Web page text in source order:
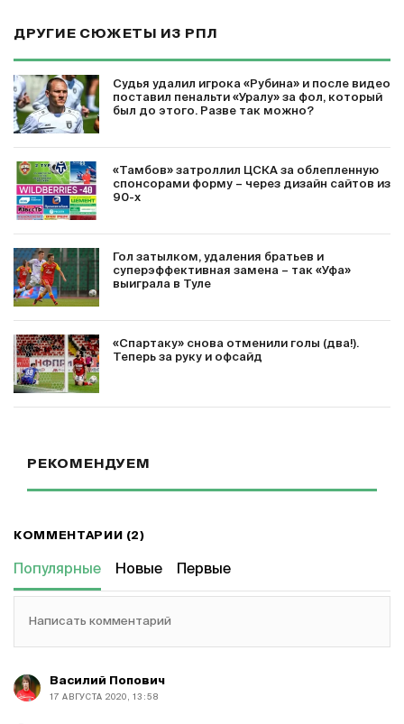
ДРУГИЕ СЮЖЕТЫ ИЗ РПЛ
Судья удалил игрока «Рубина» и после видео
поставил пенальти «Уралу» за фол, который
был до этого. Разве так можно?
«Тамбов» затроллил ЦСКА за облепленную
спонсорами форму – через дизайн сайтов из
90-х
Гол затылком, удаления братьев и
суперэффективная замена – так «Уфа»
выиграла в Туле
«Спартаку» снова отменили голы (два!).
Теперь за руку и офсайд
РЕКОМЕНДУЕМ
КОММЕНТАРИИ (2)
Популярные Новые Первые
Написать комментарий
Василий Попович
17 АВГУСТА 2020, 13:58